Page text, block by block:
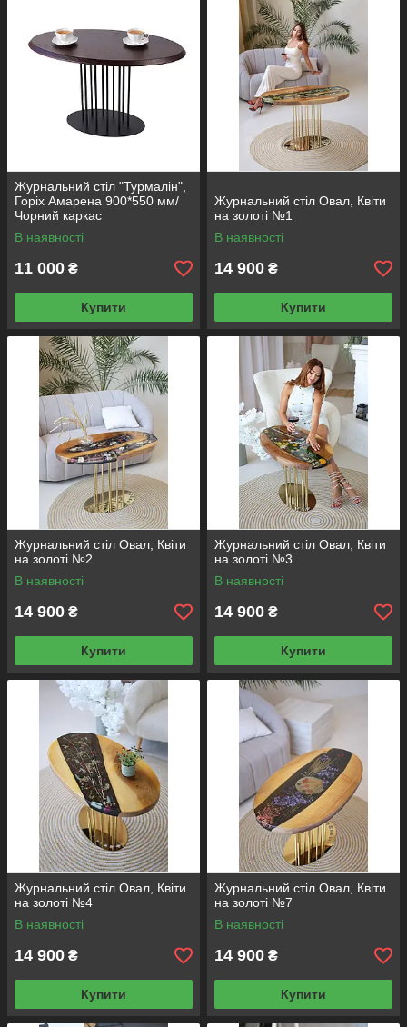
Журнальний стіл "Турмалін",
Горіх Амарена 900*550 мм/
Чорний каркас
В наявності
11 000 ₴
Купити
Журнальний стіл Овал, Квіти
на золоті №1
В наявності
14 900 ₴
Купити
Журнальний стіл Овал, Квіти
на золоті №2
В наявності
14 900 ₴
Купити
Журнальний стіл Овал, Квіти
на золоті №3
В наявності
14 900 ₴
Купити
Журнальний стіл Овал, Квіти
на золоті №4
В наявності
14 900 ₴
Купити
Журнальний стіл Овал, Квіти
на золоті №7
В наявності
14 900 ₴
Купити